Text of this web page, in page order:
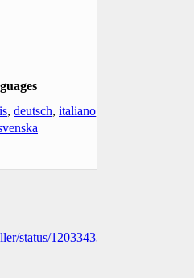
, deutsch, italiano,
status/1203343309311266816